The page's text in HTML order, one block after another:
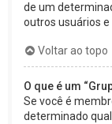
de um
outros usuários
Voltar ao topo
O que é um
Se você é
determinado